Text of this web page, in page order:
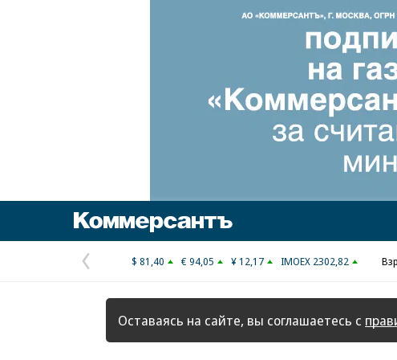
Предыдущая
страница
$ 81,40 € 94,05 ¥ 12,17 IMOEX 2302,82
Оставаясь на сайте, вы соглашаетесь с